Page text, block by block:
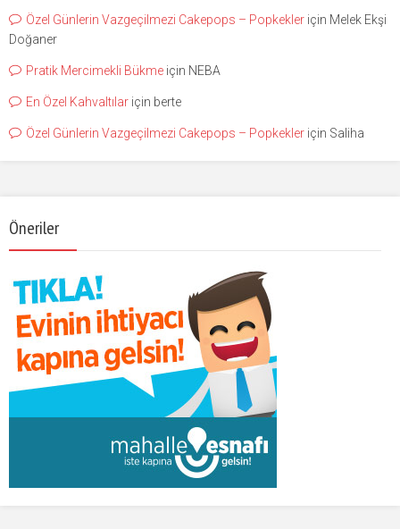
Özel Günlerin Vazgeçilmezi Cakepops – Popkekler için Melek Ekşi
Doğaner
Pratik Mercimekli Bükme için NEBA
En Özel Kahvaltılar için berte
Özel Günlerin Vazgeçilmezi Cakepops – Popkekler için Saliha
Öneriler